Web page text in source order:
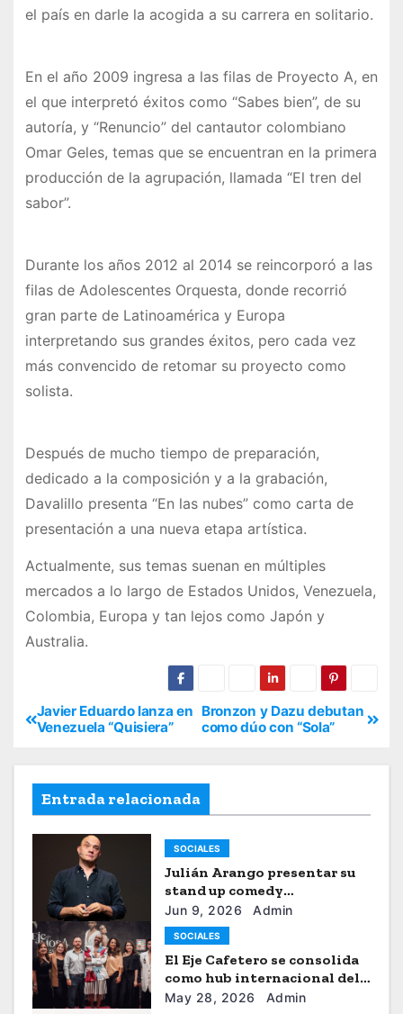
el país en darle la acogida a su carrera en solitario.
En el año 2009 ingresa a las filas de Proyecto A, en
el que interpretó éxitos como “Sabes bien”, de su
autoría, y “Renuncio” del cantautor colombiano
Omar Geles, temas que se encuentran en la primera
producción de la agrupación, llamada “El tren del
sabor”.
Durante los años 2012 al 2014 se reincorporó a las
filas de Adolescentes Orquesta, donde recorrió
gran parte de Latinoamérica y Europa
interpretando sus grandes éxitos, pero cada vez
más convencido de retomar su proyecto como
solista.
Después de mucho tiempo de preparación,
dedicado a la composición y a la grabación,
Davalillo presenta “En las nubes” como carta de
presentación a una nueva etapa artística.
Actualmente, sus temas suenan en múltiples
mercados a lo largo de Estados Unidos, Venezuela,
Colombia, Europa y tan lejos como Japón y
Australia.
Bronzon y Dazu debutan
como dúo con “Sola”
Javier Eduardo lanza en
Venezuela “Quisiera”
Entrada relacionada
SOCIALES
Julián Arango presentar su
stand up comedy
“Julianchou”
Jun 9, 2026 Admin
SOCIALES
El Eje Cafetero se consolida
como hub internacional del
sistema moda
May 28, 2026 Admin